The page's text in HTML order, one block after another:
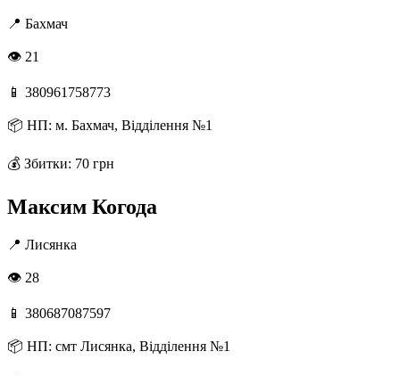
📍 Бахмач
👁 21
📱 380961758773
📦 НП: м. Бахмач, Відділення №1
💰 Збитки: 70 грн
Максим Когода
📍 Лисянка
👁 28
📱 380687087597
📦 НП: смт Лисянка, Відділення №1